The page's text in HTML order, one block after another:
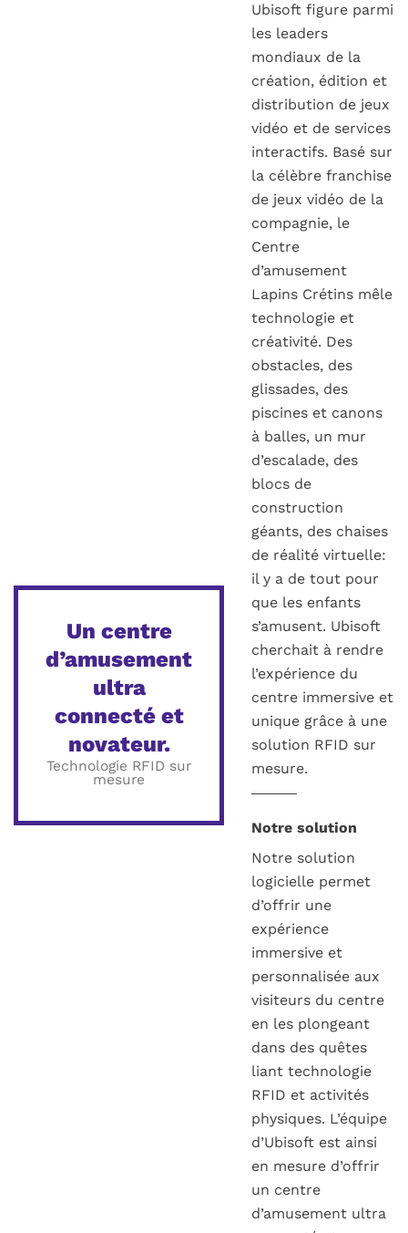
Un centre
d’amusement
ultra
connecté et
novateur.
Technologie RFID sur
mesure
Ubisoft figure parmi
les leaders
mondiaux de la
création, édition et
distribution de jeux
vidéo et de services
interactifs. Basé sur
la célèbre franchise
de jeux vidéo de la
compagnie, le
Centre
d’amusement
Lapins Crétins mêle
technologie et
créativité. Des
obstacles, des
glissades, des
piscines et canons
à balles, un mur
d’escalade, des
blocs de
construction
géants, des chaises
de réalité virtuelle:
il y a de tout pour
que les enfants
s’amusent. Ubisoft
cherchait à rendre
l’expérience du
centre immersive et
unique grâce à une
solution RFID sur
mesure.
Notre solution
Notre solution
logicielle permet
d’offrir une
expérience
immersive et
personnalisée aux
visiteurs du centre
en les plongeant
dans des quêtes
liant technologie
RFID et activités
physiques. L’équipe
d’Ubisoft est ainsi
en mesure d’offrir
un centre
d’amusement ultra